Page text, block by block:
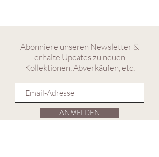
Abonniere unseren Newsletter &
erhalte Updates zu neuen
Kollektionen, Abverkäufen, etc.
ANMELDEN